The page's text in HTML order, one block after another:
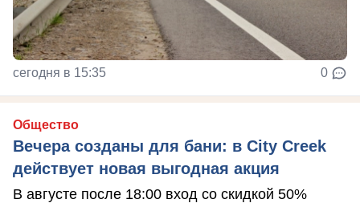
сегодня в 15:35 0
Общество
Вечера созданы для бани: в City Creek
действует новая выгодная акция
В августе после 18:00 вход со скидкой 50%